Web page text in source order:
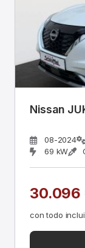
Nissan
08-2024
69 kW
30.096
con todo